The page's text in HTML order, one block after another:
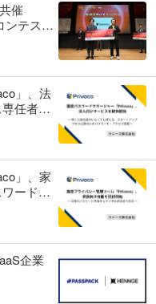
催
ンテスト
」、法
任者が
中小企
」、家
ード共
企業